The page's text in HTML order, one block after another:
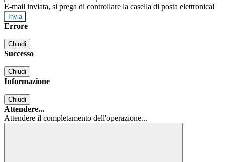
E-mail inviata, si prega di controllare la casella di posta elettronica!
Errore
Chiudi
Successo
Chiudi
Informazione
Chiudi
Attendere...
Attendere il completamento dell'operazione...